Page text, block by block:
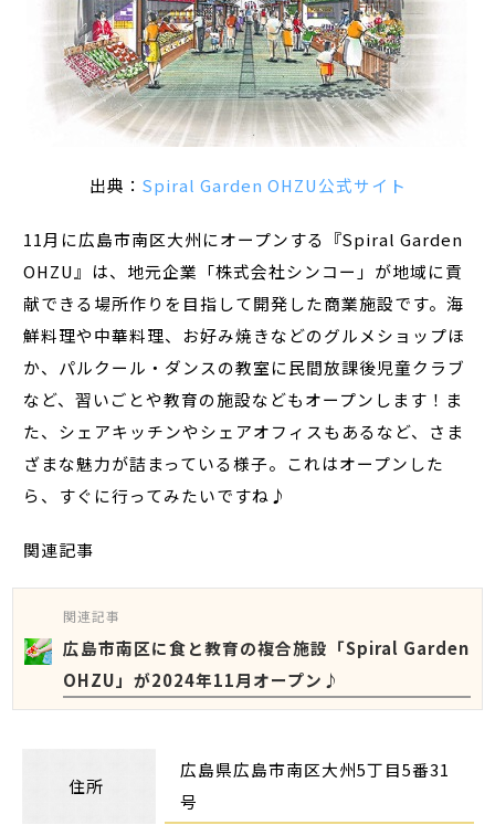
出典： Spiral Garden OHZU公式サイト
11月に広島市南区大州にオープンする『Spiral Garden
OHZU』は、地元企業「株式会社シンコー」が地域に貢
献できる場所作りを目指して開発した商業施設です。海
鮮料理や中華料理、お好み焼きなどのグルメショップほ
か、パルクール・ダンスの教室に民間放課後児童クラブ
など、習いごとや教育の施設などもオープンします！ま
た、シェアキッチンやシェアオフィスもあるなど、さま
ざまな魅力が詰まっている様子。これはオープンした
ら、すぐに行ってみたいですね♪
関連記事
関連記事
広島市南区に食と教育の複合施設「Spiral Garden
OHZU」が2024年11月オープン♪
住所
広島県広島市南区大州5丁目5番31
号